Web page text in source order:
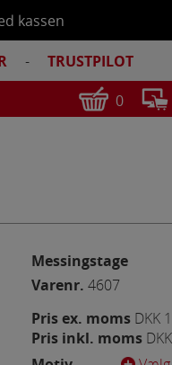
kassen
-
TRUSTPILOT
0
Messingstage
Varenr.4607
Pris ex. moms DKK
Pris inkl. moms